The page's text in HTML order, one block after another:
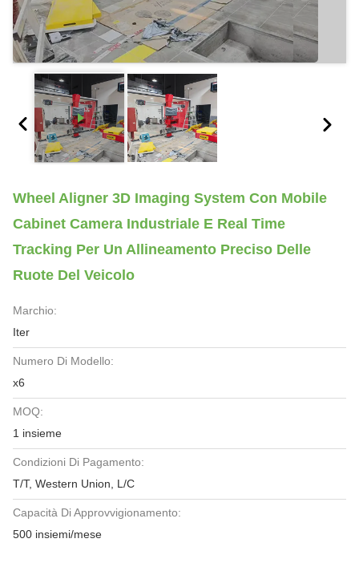
Wheel Aligner 3D Imaging System Con Mobile
Cabinet Camera Industriale E Real Time
Tracking Per Un Allineamento Preciso Delle
Ruote Del Veicolo
Marchio:
Iter
Numero Di Modello:
x6
MOQ:
1 insieme
Condizioni Di Pagamento:
T/T, Western Union, L/C
Capacità Di Approvvigionamento:
500 insiemi/mese